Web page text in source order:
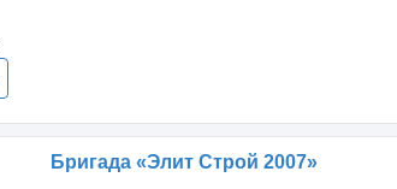
Бригада «Элит Строй 2007»